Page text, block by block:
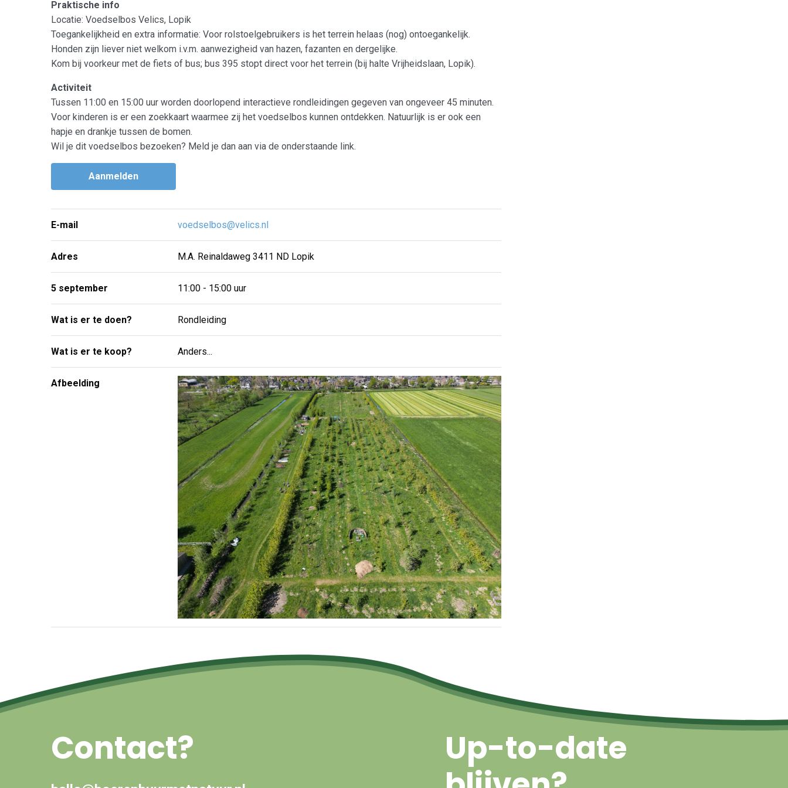
Praktische info
Locatie: Voedselbos Velics, Lopik
Toegankelijkheid en extra informatie: Voor rolstoelgebruikers is het terrein helaas (nog) ontoegankelijk.
Honden zijn liever niet welkom i.v.m. aanwezigheid van hazen, fazanten en dergelijke.
Kom bij voorkeur met de fiets of bus; bus 395 stopt direct voor het terrein (bij halte Vrijheidslaan, Lopik).
Activiteit
Tussen 11:00 en 15:00 uur worden doorlopend interactieve rondleidingen gegeven van ongeveer 45 minuten.
Voor kinderen is er een zoekkaart waarmee zij het voedselbos kunnen ontdekken. Natuurlijk is er ook een
hapje en drankje tussen de bomen.
Wil je dit voedselbos bezoeken? Meld je dan aan via de onderstaande link.
Aanmelden
E-mail voedselbos@velics.nl
Adres M.A. Reinaldaweg 3411 ND Lopik
5 september 11:00 - 15:00 uur
Wat is er te doen? Rondleiding
Wat is er te koop? Anders...
Afbeelding
Contact?
Up-to-date